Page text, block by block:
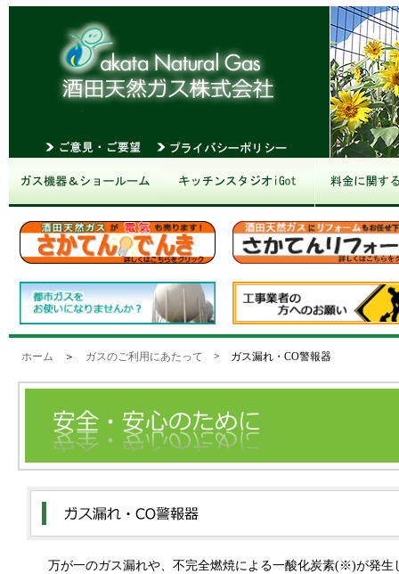
ホーム ＞ ガスのご利用にあたって > ガス漏れ・CO警報器
万が一のガス漏れや、不完全燃焼による一酸化炭素(※)が発生